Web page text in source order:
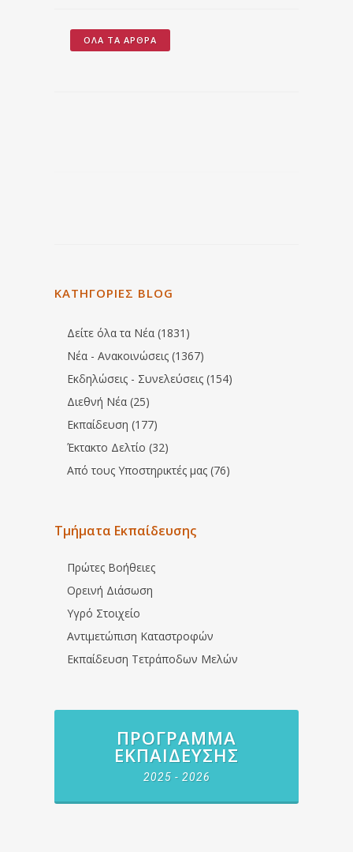
ΌΛΑ ΤΑ ΆΡΘΡΑ
ΚΑΤΗΓΟΡΙΕΣ BLOG
Δείτε όλα τα Νέα (1831)
Νέα - Ανακοινώσεις (1367)
Εκδηλώσεις - Συνελεύσεις (154)
Διεθνή Νέα (25)
Εκπαίδευση (177)
Έκτακτο Δελτίο (32)
Από τους Υποστηρικτές μας (76)
Τμήματα Εκπαίδευσης
Πρώτες Βοήθειες
Ορεινή Διάσωση
Υγρό Στοιχείο
Αντιμετώπιση Καταστροφών
Εκπαίδευση Τετράποδων Μελών
ΠΡΌΓΡΑΜΜΑ
ΕΚΠΑΊΔΕΥΣΗΣ
2025 - 2026